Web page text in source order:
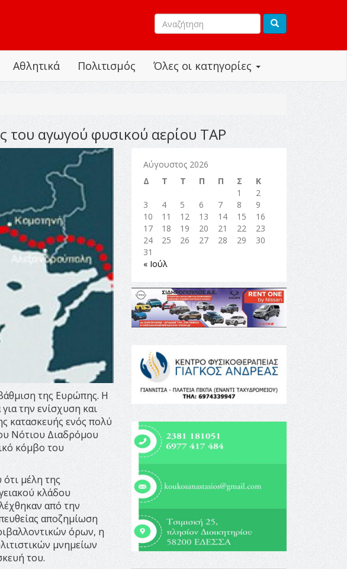
Όλες οι κατηγορίες
Αθλητικά Πολιτισμός
αγωγού φυσικού αερίου TAP
της Ευρώπης. H
την ενίσχυση και
κατασκευής ενός πολύ
Νότιου Διαδρόμου
κόμβο του
μέλη της
κλάδου
από την
αποζημίωση
όρων, η
μνημείων
του.
Αύγουστος 2026
Δ
Τ Τ Π Π Σ
Κ
1
2
3
4 5 6 7 8
9
10
11 12 13 14 15
16
17
18 19 20 21 22
23
24
25 26 27 28 29
30
31
« Ιούλ